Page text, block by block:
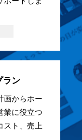
ラン
画からホー
業に役立つ
スト、売上